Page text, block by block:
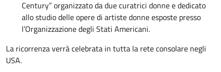
Century” organizzato da due curatrici donne e dedicato
allo studio delle opere di artiste donne esposte presso
l’Organizzazione degli Stati Americani.
La ricorrenza verrà celebrata in tutta la rete consolare negli
USA.